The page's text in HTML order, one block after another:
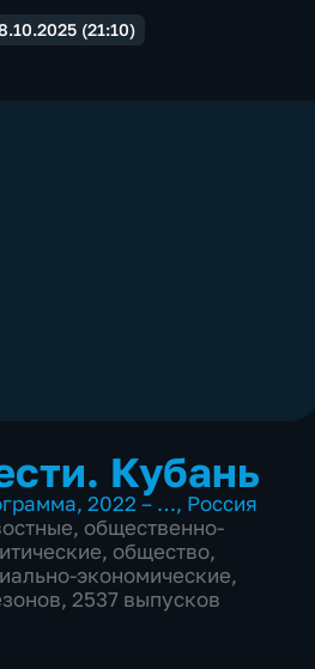
(21:10)
Кубань
, 2022 – …, Россия
, общественно-
, общество,
экономические,
2537 выпусков